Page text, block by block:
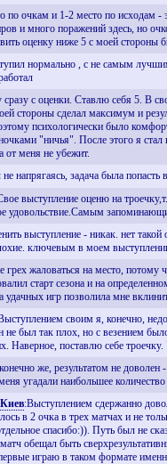
по очкам и 1-2 место по исходам
и много поражений здесь, но
оценку ниже 5 с моей стороны
нормально , с не самым
сразу с оценки. Ставлю себя 5. В
стороны сделал максимум и
психологически было
"ничья". После этого я
от меня не убежит.
не напрягаясь, задача была
выступление оценю на
удовольствие.Самым
выступление - никак. нет
ключевым в моем
грех жаловаться на место, потому
старт сезона и на
игр позволила мне
своим я, конечно,
не был так плох, но с везением
Наверное, поставлю себе
же, результатом не
угадали наибольшее
:Выступлением сдержанно
в 2 очка в трех матчах и не
спасибо:)). Путь был не
обещал быть
играю в таком формате